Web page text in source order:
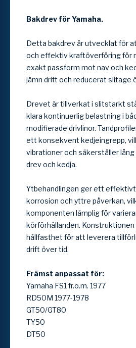
Bakdrev för Yamaha.
Detta bakdrev är utvecklat för
och effektiv kraftöverföring för
exakt passform mot nav och
jämn drift och reducerat slitage
Drevet är tillverkat i slitstarkt
klara kontinuerlig belastning i
modifierade drivlinor.
ett konsekvent kedjeingrepp,
vibrationer och säkerställer lång
drev och kedja.
Ytbehandlingen ger ett
korrosion och yttre påverkan,
komponenten lämplig för
körförhållanden.
hållfasthet för att leverera
drift över tid.
Främst anpassat för:
Yamaha FS1 fr.o.m. 1977
RD50M 1977-1978
GT50/GT80
TY50
DT50